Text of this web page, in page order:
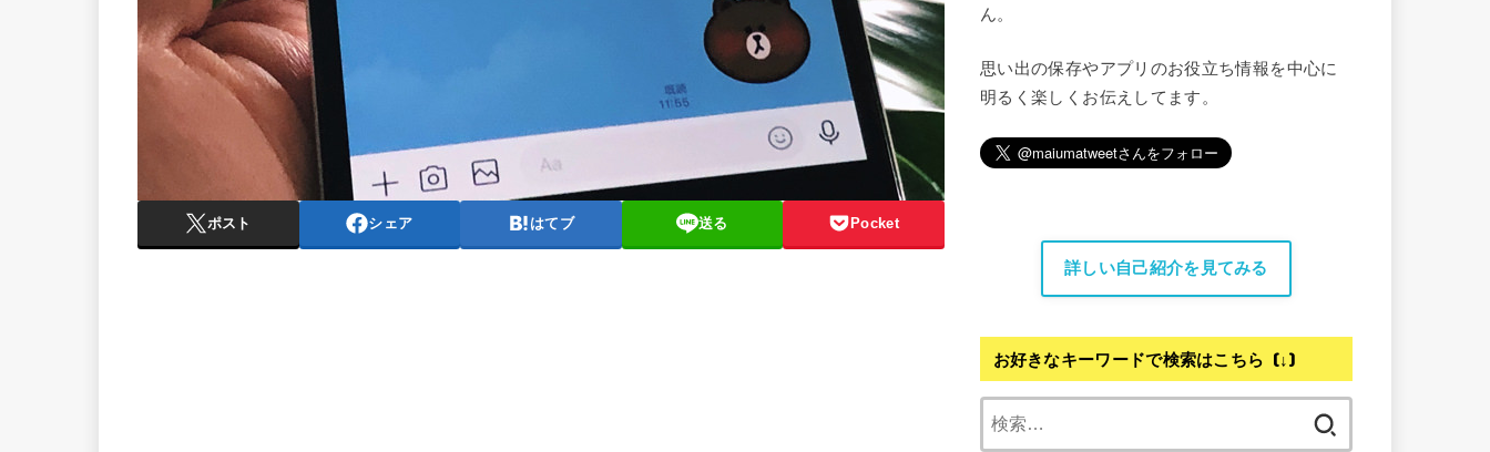
ポスト シェア はてブ 送る Pocket
ん。
思い出の保存やアプリのお役立ち情報を中心に
明るく楽しくお伝えしてます。
詳しい自己紹介を見てみる
お好きなキーワードで検索はこちら (↓)